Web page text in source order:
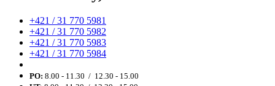
+421 / 31 770 5981
+421 / 31 770 5982
+421 / 31 770 5983
+421 / 31 770 5984
PO: 8.00 - 11.30 / 12.30 - 15.00